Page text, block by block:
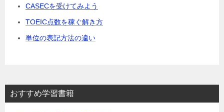
CASECを受けてみよう
TOEIC点数を稼ぐ解き方
単位の表記方法の違い
おすすめ学習書籍